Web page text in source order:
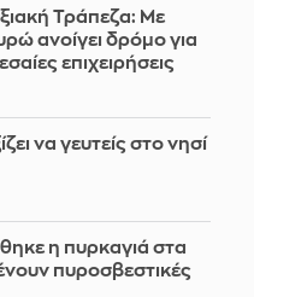
Τράπεζα: Με
ανοίγει δρόμο για
επιχειρήσεις
να γευτείς στο νησί
η πυρκαγιά στα
πυροσβεστικές